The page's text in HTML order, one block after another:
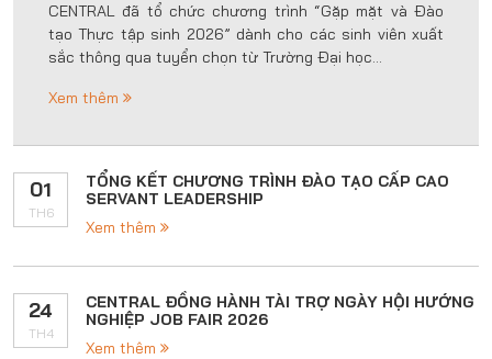
CENTRAL đã tổ chức chương trình “Gặp mặt và Đào
tạo Thực tập sinh 2026” dành cho các sinh viên xuất
sắc thông qua tuyển chọn từ Trường Đại học...
Xem thêm
01
TH6
TỔNG KẾT CHƯƠNG TRÌNH ĐÀO TẠO CẤP CAO
SERVANT LEADERSHIP
Xem thêm
24
TH4
CENTRAL ĐỒNG HÀNH TÀI TRỢ NGÀY HỘI HƯỚNG
NGHIỆP JOB FAIR 2026
Xem thêm